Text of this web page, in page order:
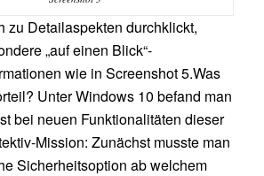
zu Detailaspekten durchklickt,
„auf einen Blick“-
wie in Screenshot 5.Was
Unter Windows 10 befand man
bei neuen Funktionalitäten dieser
Mission: Zunächst musste man
Sicherheitsoption ab welchem